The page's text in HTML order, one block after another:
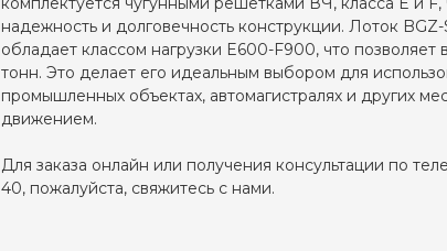
надежность и долговечность конструкции. Лоток
обладает классом нагрузки E600-F900, что
тонн. Это делает его идеальным выбором для
промышленных объектах, автомагистралях и других
движением.
Для заказа онлайн или получения консультации по
40, пожалуйста, свяжитесь с нами.